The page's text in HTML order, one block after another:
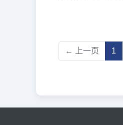
← 上一页 1